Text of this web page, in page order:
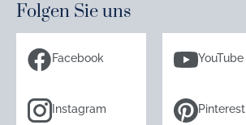
Folgen Sie uns
Facebook YouTube
Instagram Pinterest